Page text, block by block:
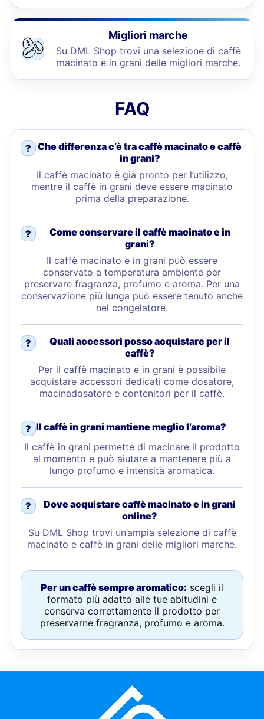
Migliori marche
Su DML Shop trovi una selezione di caffè
macinato e in grani delle migliori marche.
FAQ
? Che differenza c’è tra caffè macinato e caffè
in grani?
Il caffè macinato è già pronto per l’utilizzo,
mentre il caffè in grani deve essere macinato
prima della preparazione.
?
Come conservare il caffè macinato e in
grani?
Il caffè macinato e in grani può essere
conservato a temperatura ambiente per
preservare fragranza, profumo e aroma. Per una
conservazione più lunga può essere tenuto anche
nel congelatore.
?
Quali accessori posso acquistare per il
caffè?
Per il caffè macinato e in grani è possibile
acquistare accessori dedicati come dosatore,
macinadosatore e contenitori per il caffè.
? Il caffè in grani mantiene meglio l’aroma?
Il caffè in grani permette di macinare il prodotto
al momento e può aiutare a mantenere più a
lungo profumo e intensità aromatica.
?
Dove acquistare caffè macinato e in grani
online?
Su DML Shop trovi un’ampia selezione di caffè
macinato e caffè in grani delle migliori marche.
Per un caffè sempre aromatico: scegli il
formato più adatto alle tue abitudini e
conserva correttamente il prodotto per
preservarne fragranza, profumo e aroma.